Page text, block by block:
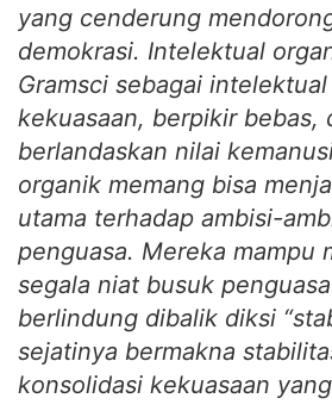
yang cenderung
demokrasi. Intelektual
Gramsci sebagai
kekuasaan, berpikir bebas,
berlandaskan nilai
organik memang bisa
utama terhadap ambisi-
penguasa. Mereka mampu
segala niat busuk
berlindung dibalik diksi
sejatinya bermakna
konsolidasi kekuasaan